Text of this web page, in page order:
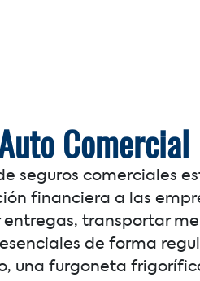
Comercial
seguros comerciales
financiera a las
transportar
de forma
una furgoneta